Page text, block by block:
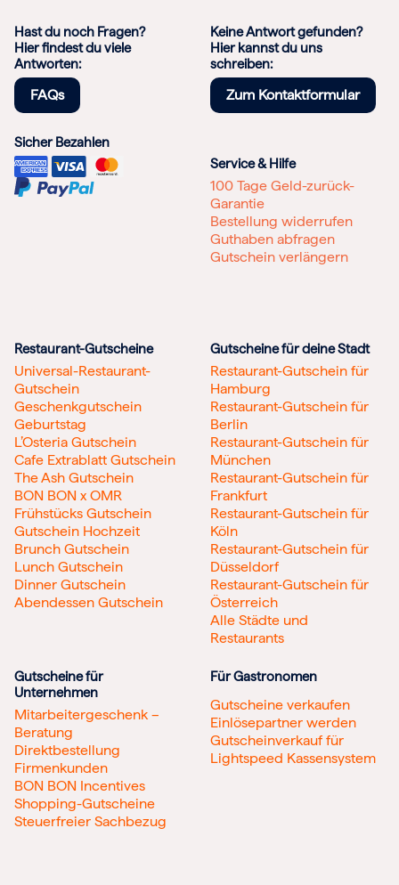
Hast du noch Fragen?
Hier findest du viele
Antworten:
FAQs
Keine Antwort gefunden?
Hier kannst du uns
schreiben:
Zum Kontaktformular
Sicher Bezahlen
Service & Hilfe
100 Tage Geld-zurück-
Garantie
Bestellung widerrufen
Guthaben abfragen
Gutschein verlängern
Restaurant-Gutscheine
Universal-Restaurant-
Gutschein
Geschenkgutschein
Geburtstag
L’Osteria Gutschein
Cafe Extrablatt Gutschein
The Ash Gutschein
BON BON x OMR
Frühstücks Gutschein
Gutschein Hochzeit
Brunch Gutschein
Lunch Gutschein
Dinner Gutschein
Abendessen Gutschein
Gutscheine für deine Stadt
Restaurant-Gutschein für
Hamburg
Restaurant-Gutschein für
Berlin
Restaurant-Gutschein für
München
Restaurant-Gutschein für
Frankfurt
Restaurant-Gutschein für
Köln
Restaurant-Gutschein für
Düsseldorf
Restaurant-Gutschein für
Österreich
Alle Städte und
Restaurants
Gutscheine für
Unternehmen
Mitarbeitergeschenk –
Beratung
Direktbestellung
Firmenkunden
BON BON Incentives
Shopping-Gutscheine
Steuerfreier Sachbezug
Für Gastronomen
Gutscheine verkaufen
Einlösepartner werden
Gutscheinverkauf für
Lightspeed Kassensystem